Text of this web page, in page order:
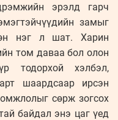
эрэлд гарч
замыг
нэг л шат. Харин
том даваа бол олон
тодорхой хэлбэл,
шаардсаар ирсэн
сөрж зогсох
байдал энэ цаг үед